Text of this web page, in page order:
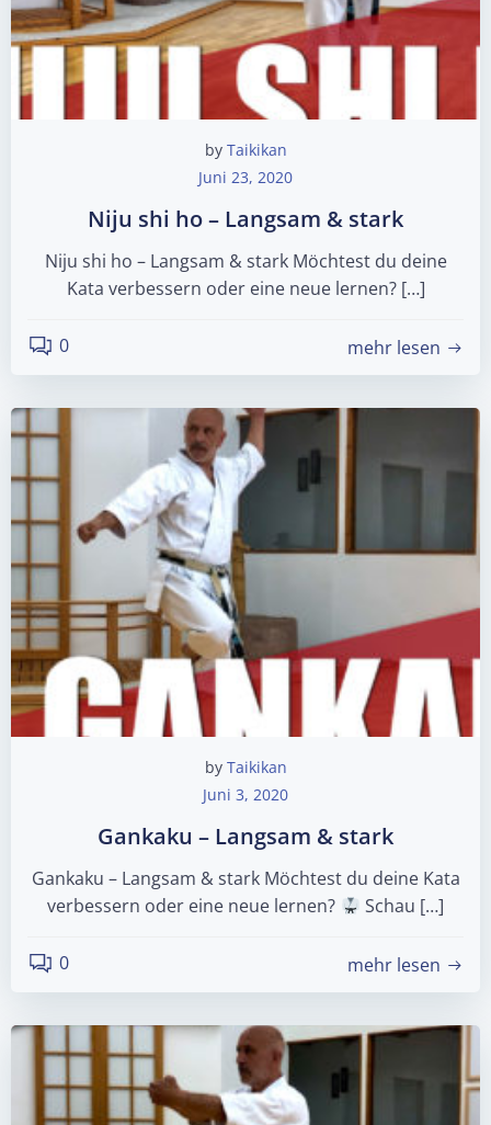
by Taikikan
Juni 23, 2020
Niju shi ho – Langsam & stark
Niju shi ho – Langsam & stark Möchtest du deine
Kata verbessern oder eine neue lernen? […]
0 mehr lesen
by Taikikan
Juni 3, 2020
Gankaku – Langsam & stark
Gankaku – Langsam & stark Möchtest du deine Kata
verbessern oder eine neue lernen?
Schau […]
0 mehr lesen